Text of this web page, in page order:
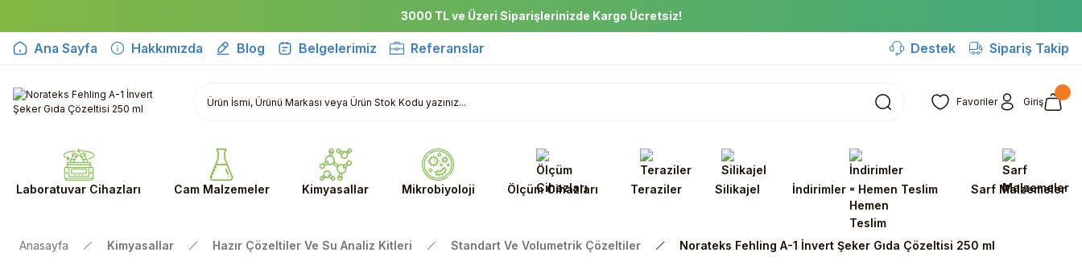
3000 TL ve Üzeri Siparişlerinizde Kargo Ücretsiz!
Ana Sayfa Hakkımızda Blog Belgelerimiz Referanslar Destek Sipariş Takip
Favoriler Giriş
Laboratuvar Cihazları Cam Malzemeler Kimyasallar Mikrobiyoloji Ölçüm Cihazları Teraziler Silikajel İndirimler - Hemen Teslim Sarf Malzemeler
Anasayfa Kimyasallar Hazır Çözeltiler Ve Su Analiz Kitleri Standart Ve Volumetrik Çözeltiler Norateks Fehling A-1 İnvert Şeker Gıda Çözeltisi 250 ml